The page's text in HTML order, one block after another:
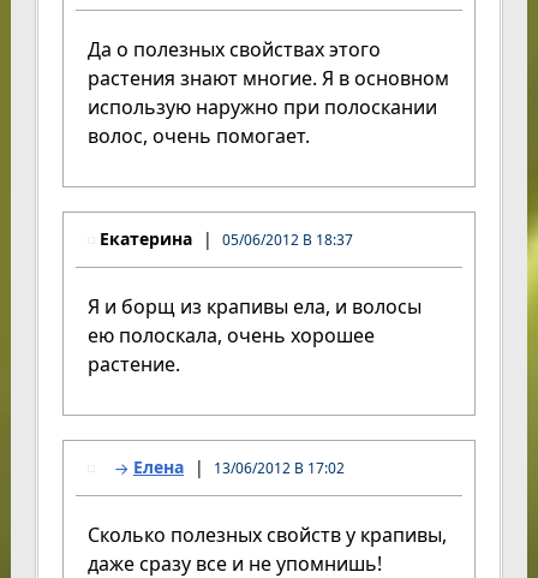
Да о полезных свойствах этого
растения знают многие. Я в основном
использую наружно при полоскании
волос, очень помогает.
Екатерина 05/06/2012 В 18:37
Я и борщ из крапивы ела, и волосы
ею полоскала, очень хорошее
растение.
Елена 13/06/2012 В 17:02
Сколько полезных свойств у крапивы,
даже сразу все и не упомнишь!